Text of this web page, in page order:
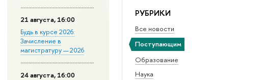
РУБРИКИ
Все новости
Поступающим
Образование
Наука
21 августа, 16:00
Будь в курсе 2026:
Зачисление в
магистратуру — 2026
24 августа, 16:00